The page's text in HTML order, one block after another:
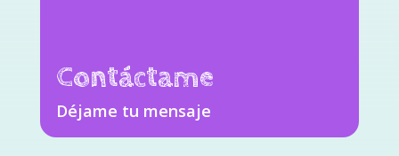
Contáctame
Déjame tu mensaje